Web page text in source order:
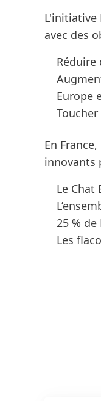
L'initiative
avec des
Réduire
Europe
En
innovants
Le Chat
25 % de
Les